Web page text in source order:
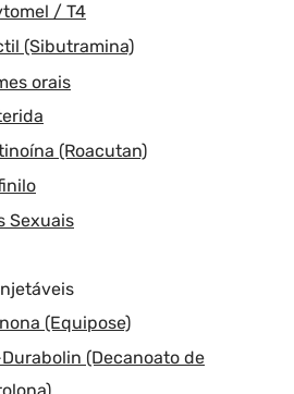
/ T4
(Sibutramina)
orais
(Roacutan)
Sexuais
(Equipose)
(Decanoato de